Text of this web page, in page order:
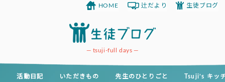
ツ
tsuji-full days
活動日記 いただきもの 先生のひとりごと Tsuji’s キッ
HOME 辻だより 生徒ブログ